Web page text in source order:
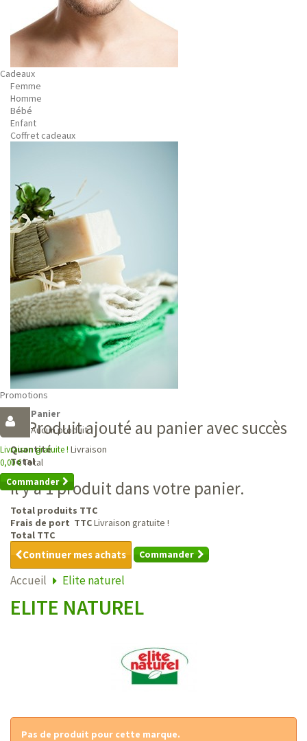
Cadeaux
Femme
Homme
Bébé
Enfant
Coffret cadeaux
Promotions
Panier
Aucun produit
Livraison gratuite ! Livraison
0,00 €Total
Commander
Produit ajouté au panier avec succès
Quantité
Total
Il y a 1 produit dans votre panier.
Total produits TTC
Frais de port TTCLivraison gratuite !
Total TTC
Continuer mes achats Commander
Accueil Elite naturel
ELITE NATUREL
Pas de produit pour cette marque.